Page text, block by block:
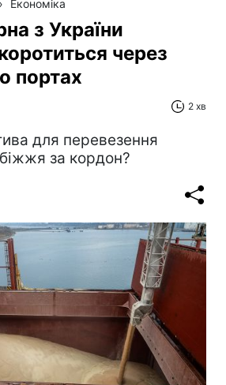
Економіка
з України
через
портах
2 хв
для перевезення
за кордон?